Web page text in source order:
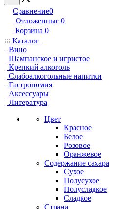
Сравнение0
Отложенные 0
Корзина 0
Каталог
Вино
Шампанское и игристое
Крепкий алкоголь
Слабоалкогольные напитки
Гастрономия
Аксессуары
Литература
Цвет
Красное
Белое
Розовое
Оранжевое
Содержание сахара
Сухое
Полусухое
Полусладкое
Сладкое
Страна